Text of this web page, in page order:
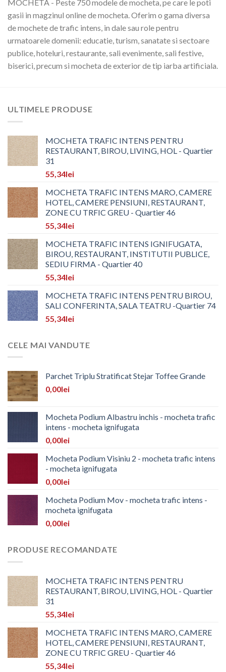
MOCHETA - Peste 750 modele de mocheta, pe care le poti
gasii in magzinul online de mocheta. Oferim o gama diversa
de mochete de trafic intens, in dale sau role pentru
urmatoarele domenii: educatie, turism, sanatate si sectoare
publice, hoteluri, restaurante, sali evenimente, sali festive,
biserici, precum si mocheta de exterior de tip iarba artificiala.
ULTIMELE PRODUSE
MOCHETA TRAFIC INTENS PENTRU
RESTAURANT, BIROU, LIVING, HOL - Quartier
31
55,34lei
MOCHETA TRAFIC INTENS MARO, CAMERE
HOTEL, CAMERE PENSIUNI, RESTAURANT,
ZONE CU TRFIC GREU - Quartier 46
55,34lei
MOCHETA TRAFIC INTENS IGNIFUGATA,
BIROU, RESTAURANT, INSTITUTII PUBLICE,
SEDIU FIRMA - Quartier 40
55,34lei
MOCHETA TRAFIC INTENS PENTRU BIROU,
SALI CONFERINTA, SALA TEATRU -Quartier 74
55,34lei
CELE MAI VANDUTE
Parchet Triplu Stratificat Stejar Toffee Grande
0,00lei
Mocheta Podium Albastru inchis - mocheta trafic
intens - mocheta ignifugata
0,00lei
Mocheta Podium Visiniu 2 - mocheta trafic intens
- mocheta ignifugata
0,00lei
Mocheta Podium Mov - mocheta trafic intens -
mocheta ignifugata
0,00lei
PRODUSE RECOMANDATE
MOCHETA TRAFIC INTENS PENTRU
RESTAURANT, BIROU, LIVING, HOL - Quartier
31
55,34lei
MOCHETA TRAFIC INTENS MARO, CAMERE
HOTEL, CAMERE PENSIUNI, RESTAURANT,
ZONE CU TRFIC GREU - Quartier 46
55,34lei